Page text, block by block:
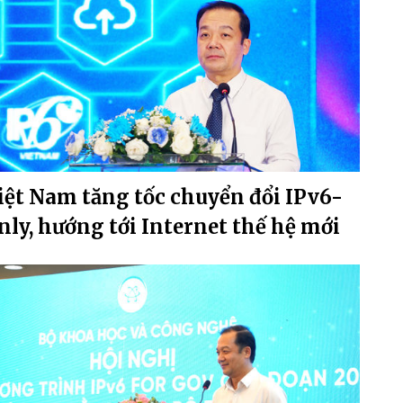
Nam tăng tốc chuyển đổi IPv6-
hướng tới Internet thế hệ mới